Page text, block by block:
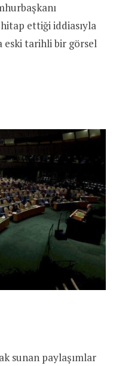
hitap ettiği iddiasıyla
eski tarihli bir görsel
sunan paylaşımlar